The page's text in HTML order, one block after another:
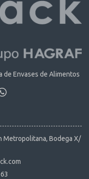
de Envases de Alimentos
Metropolitana, Bodega X/